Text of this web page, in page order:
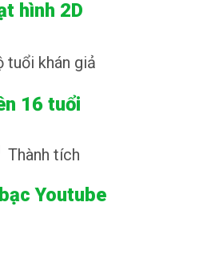
hình 2D
tuổi khán giả
16 tuổi
Thành tích
Youtube